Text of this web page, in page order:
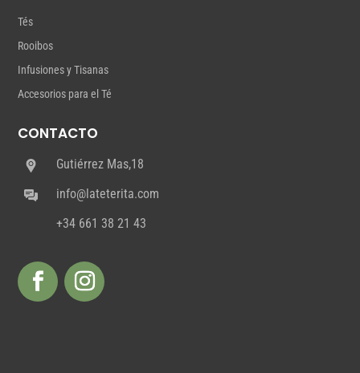
Tés
Rooibos
Infusiones y Tisanas
Accesorios para el Té
CONTACTO
Gutiérrez Mas,18
info@lateterita.com
+34 661 38 21 43